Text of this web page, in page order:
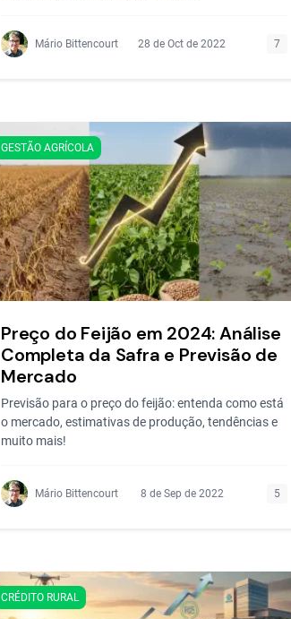
Mário Bittencourt 28 de Oct de 2022 7
GESTÃO AGRÍCOLA
Preço do Feijão em 2024: Análise
Completa da Safra e Previsão de
Mercado
Previsão para o preço do feijão: entenda como está
o mercado, estimativas de produção, tendências e
muito mais!
Mário Bittencourt 8 de Sep de 2022 5
CRÉDITO RURAL